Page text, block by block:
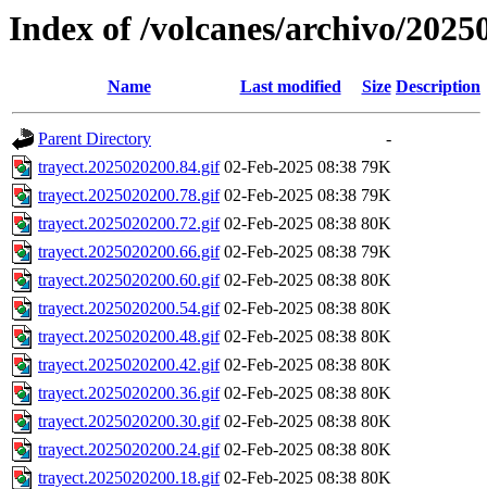
Index of /volcanes/archivo/
Name Last modified Size Description
Parent Directory
-
trayect.2025020200.84.gif 02-Feb-2025 08:38 79K
trayect.2025020200.78.gif 02-Feb-2025 08:38 79K
trayect.2025020200.72.gif 02-Feb-2025 08:38 80K
trayect.2025020200.66.gif 02-Feb-2025 08:38 79K
trayect.2025020200.60.gif 02-Feb-2025 08:38 80K
trayect.2025020200.54.gif 02-Feb-2025 08:38 80K
trayect.2025020200.48.gif 02-Feb-2025 08:38 80K
trayect.2025020200.42.gif 02-Feb-2025 08:38 80K
trayect.2025020200.36.gif 02-Feb-2025 08:38 80K
trayect.2025020200.30.gif 02-Feb-2025 08:38 80K
trayect.2025020200.24.gif 02-Feb-2025 08:38 80K
trayect.2025020200.18.gif 02-Feb-2025 08:38 80K